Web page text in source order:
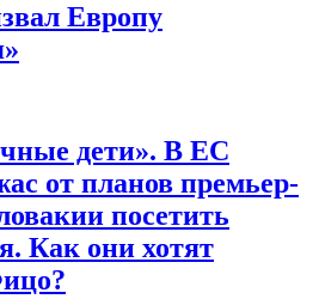
Европу
дети». В ЕС
от планов премьер-
посетить
Как они хотят